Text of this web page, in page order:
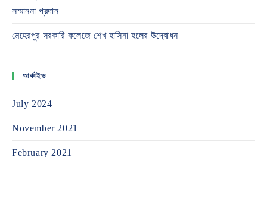
সম্মাননা প্রদান
মেহেরপুর সরকারি কলেজে শেখ হাসিনা হলের উদ্বোধন
আর্কাইভ
July 2024
November 2021
February 2021